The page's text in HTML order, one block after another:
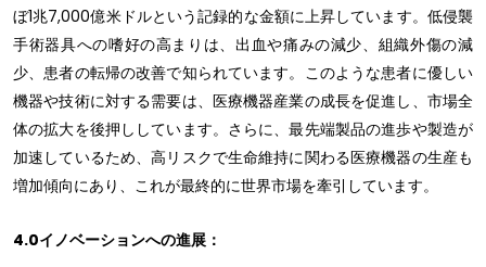
ぼ1兆7,000億米ドルという記録的な金額に上昇しています。低侵襲
手術器具への嗜好の高まりは、出血や痛みの減少、組織外傷の減
少、患者の転帰の改善で知られています。このような患者に優しい
機器や技術に対する需要は、医療機器産業の成長を促進し、市場全
体の拡大を後押ししています。さらに、最先端製品の進歩や製造が
加速しているため、高リスクで生命維持に関わる医療機器の生産も
増加傾向にあり、これが最終的に世界市場を牽引しています。
4.0イノベーションへの進展：